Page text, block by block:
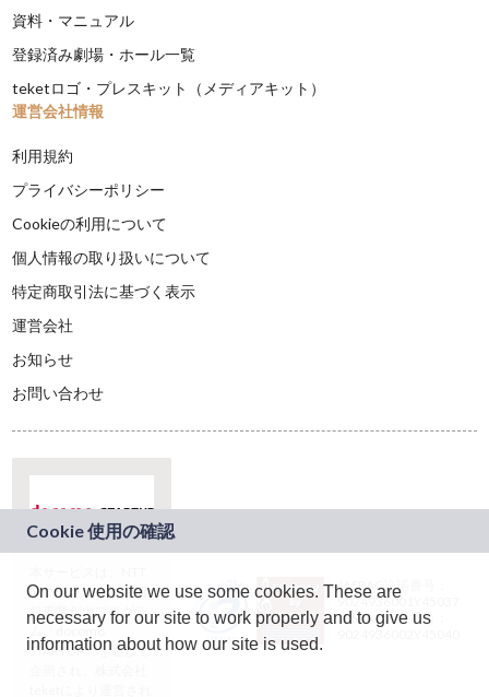
資料・マニュアル
登録済み劇場・ホール一覧
teketロゴ・プレスキット（メディアキット）
運営会社情報
利用規約
プライバシーポリシー
Cookieの利用について
個人情報の取り扱いについて
特定商取引法に基づく表示
運営会社
お知らせ
お問い合わせ
ドコモグループの新
規事業創出プログラ
ム「docomo
STARTUP」を通じて
JASRAC許諾番号：
9024936001Y45037
JASRAC許諾番号：
On our website we use some cookies. These are
necessary for our site to work properly and to give us
information about how our site is used.